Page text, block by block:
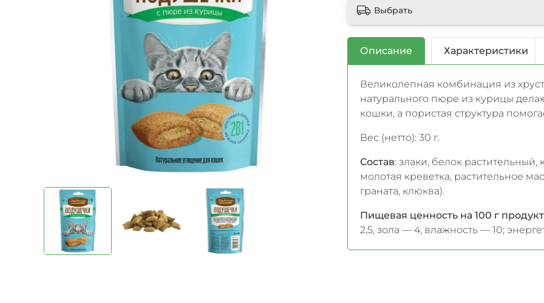
Выбрать
Описание Характеристики
Великолепная комбинация из
натурального пюре из курицы
кошки, а пористая структура
Вес (нетто): 30 г.
Состав: злаки, белок
молотая креветка, растительное
граната, клюква).
Пищевая ценность на 100 г
2,5, зола — 4, влажность — 10;